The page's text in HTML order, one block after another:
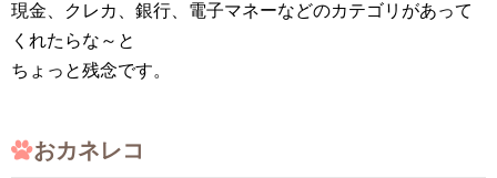
現金、クレカ、銀行、電子マネーなどのカテゴリがあって
くれたらな～と
ちょっと残念です。
おカネレコ